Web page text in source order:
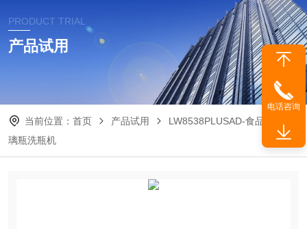
PRODUCT TRIAL
产品试用
当前位置： 首页 产品试用
LW8538PLUSAD-食品行业玻
璃瓶洗瓶机
电话咨询